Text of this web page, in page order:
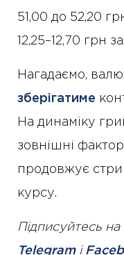
51,00 до 52,20
12,25–12,70 грн
Нагадаємо,
зберігатиме
На динаміку
зовнішні
продовжує
курсу.
Підписуйтесь
Telegramі